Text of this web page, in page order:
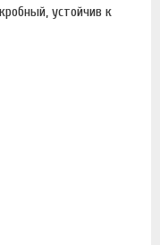
устойчив к